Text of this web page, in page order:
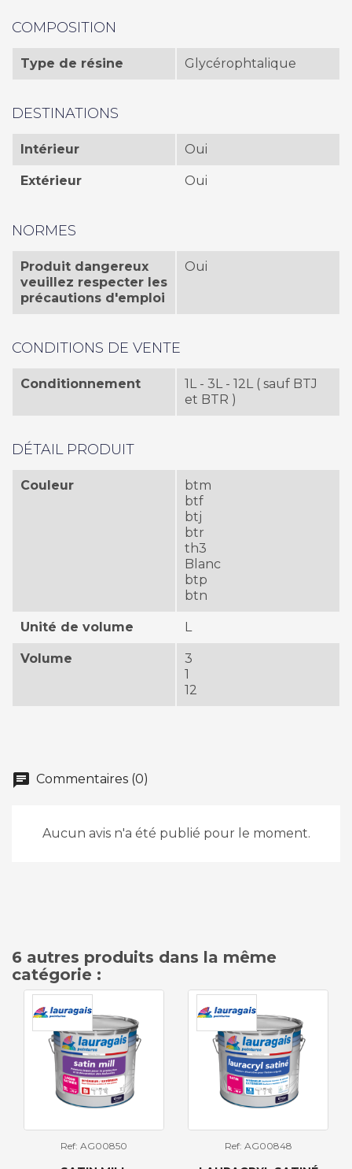
COMPOSITION
Type de résine Glycérophtalique
DESTINATIONS
Intérieur Oui
Extérieur Oui
NORMES
Produit dangereux
veuillez respecter les
précautions d'emploi
Oui
CONDITIONS DE VENTE
Conditionnement
1L - 3L - 12L ( sauf BTJ
et BTR )
DÉTAIL PRODUIT
Couleur
btm
btf
btj
btr
th3
Blanc
btp
btn
Unité de volume L
Volume
3
1
12
chat Commentaires (0)
Aucun avis n'a été publié pour le moment.
6 autres produits dans la même
catégorie :
Ref: AG00850 Ref: AG00848